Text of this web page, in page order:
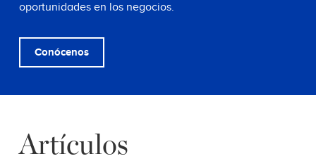
oportunidades en los negocios.
Conócenos
Artículos